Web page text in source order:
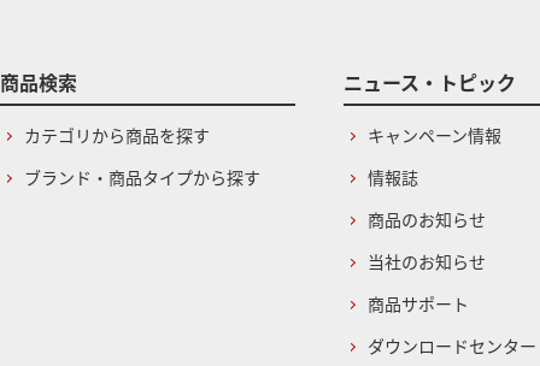
商品検索
カテゴリから商品を探す
ブランド・商品タイプから探す
ニュース・トピック
キャンペーン情報
情報誌
商品のお知らせ
当社のお知らせ
商品サポート
ダウンロードセンター